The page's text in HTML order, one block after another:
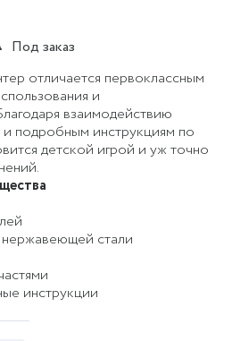
Под заказ
отличается первоклассным
и
взаимодействию
подробным инструкциям по
детской игрой и уж точно
стали
инструкции